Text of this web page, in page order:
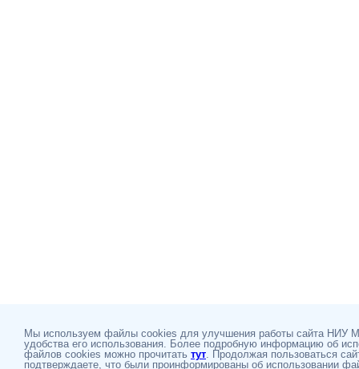
Мы используем файлы cookies для улучшения работы сайта НИУ
удобства его использования. Более подробную информацию об
файлов cookies можно прочитать тут. Продолжая пользоваться
подтверждаете, что были проинформированы об использовании